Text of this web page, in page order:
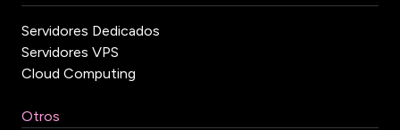
Servidores Dedicados
Servidores VPS
Cloud Computing
Otros